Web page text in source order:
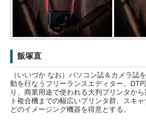
飯塚直
（いいづか なお）パソコン誌＆カメラ誌
動を行なうフリーランスエディター。
り、商業用途で使われる大判プリンタか
ト複合機までの幅広いプリンタ群、スキ
どのイメージング機器を得意とする。